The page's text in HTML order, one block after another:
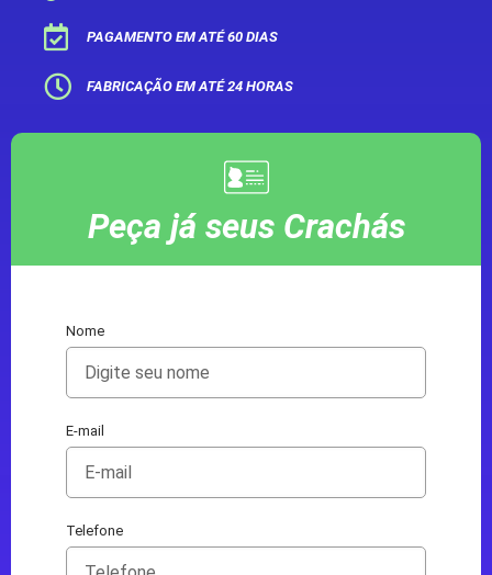
PAGAMENTO EM ATÉ 60 DIAS
FABRICAÇÃO EM ATÉ 24 HORAS
Peça já seus Crachás
Nome
E-mail
Telefone